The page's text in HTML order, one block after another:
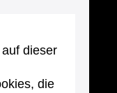
dieser
die